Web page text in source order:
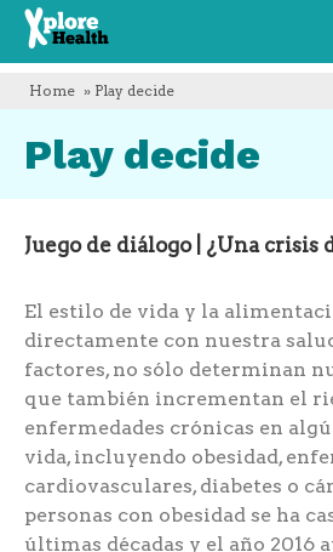
Xplore
Health
Home » Play decide
Play decide
Juego de diálogo | ¿Una crisis
El estilo de vida y la
directamente con nuestra
factores, no sólo determinan
que también incrementan el
enfermedades crónicas en
vida, incluyendo obesidad,
cardiovasculares, diabetes o
personas con obesidad se ha
últimas décadas y el año 2016